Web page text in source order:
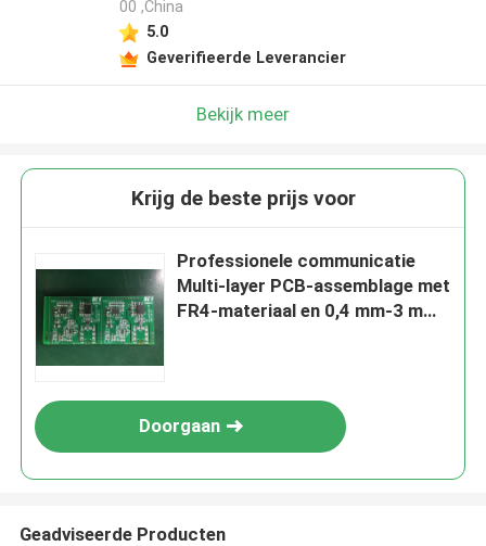
00 ,China
5.0
Geverifieerde Leverancier
Bekijk meer
Krijg de beste prijs voor
Professionele communicatie
Multi-layer PCB-assemblage met
FR4-materiaal en 0,4 mm-3 mm
Doorgaan
Geadviseerde Producten